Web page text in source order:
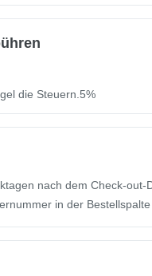
die Steuern.5%
nach dem Check-
in der Bestellspalte